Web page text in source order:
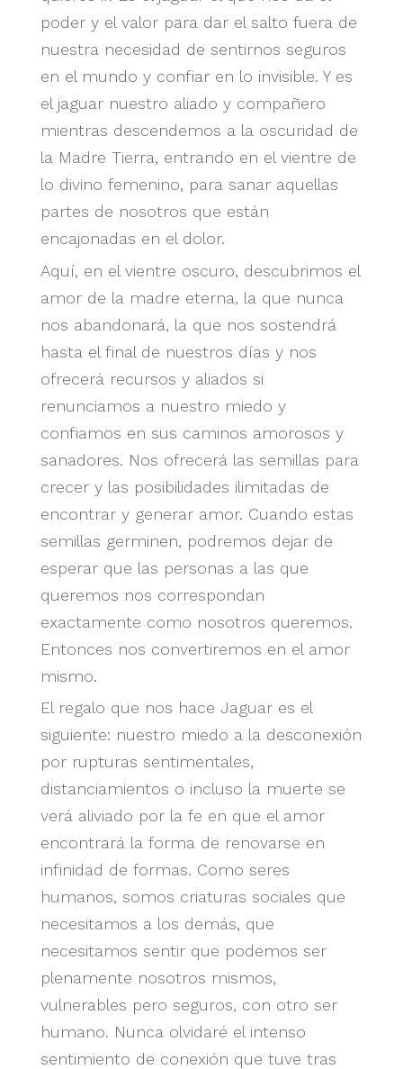
poder y el valor para dar el salto fuera de
nuestra necesidad de sentirnos seguros
en el mundo y confiar en lo invisible. Y es
el jaguar nuestro aliado y compañero
mientras descendemos a la oscuridad de
la Madre Tierra, entrando en el vientre de
lo divino femenino, para sanar aquellas
partes de nosotros que están
encajonadas en el dolor.
Aquí, en el vientre oscuro, descubrimos el
amor de la madre eterna, la que nunca
nos abandonará, la que nos sostendrá
hasta el final de nuestros días y nos
ofrecerá recursos y aliados si
renunciamos a nuestro miedo y
confiamos en sus caminos amorosos y
sanadores. Nos ofrecerá las semillas para
crecer y las posibilidades ilimitadas de
encontrar y generar amor. Cuando estas
semillas germinen, podremos dejar de
esperar que las personas a las que
queremos nos correspondan
exactamente como nosotros queremos.
Entonces nos convertiremos en el amor
mismo.
El regalo que nos hace Jaguar es el
siguiente: nuestro miedo a la desconexión
por rupturas sentimentales,
distanciamientos o incluso la muerte se
verá aliviado por la fe en que el amor
encontrará la forma de renovarse en
infinidad de formas. Como seres
humanos, somos criaturas sociales que
necesitamos a los demás, que
necesitamos sentir que podemos ser
plenamente nosotros mismos,
vulnerables pero seguros, con otro ser
humano. Nunca olvidaré el intenso
sentimiento de conexión que tuve tras